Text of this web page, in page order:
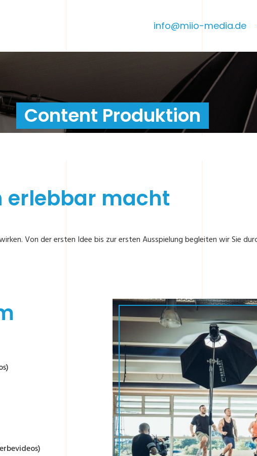
info@miio-media.de
Content Produktion
erlebbar macht
Von der ersten Idee bis zur ersten Ausspielung begleiten wir Sie